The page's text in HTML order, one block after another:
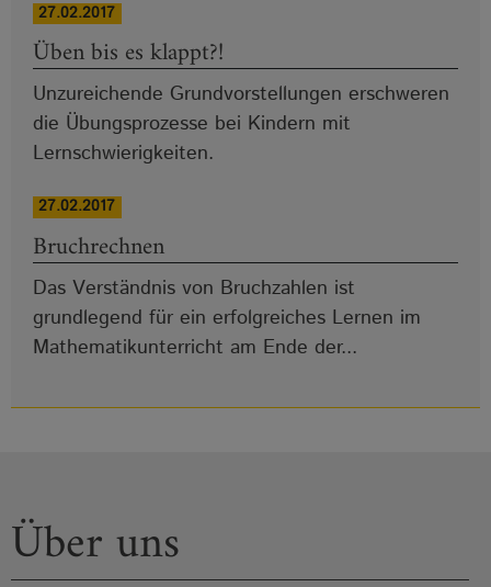
27.02.2017
Üben bis es klappt?!
Unzureichende Grundvorstellungen erschweren
die Übungsprozesse bei Kindern mit
Lernschwierigkeiten.
27.02.2017
Bruchrechnen
Das Verständnis von Bruchzahlen ist
grundlegend für ein erfolgreiches Lernen im
Mathematikunterricht am Ende der...
Über uns